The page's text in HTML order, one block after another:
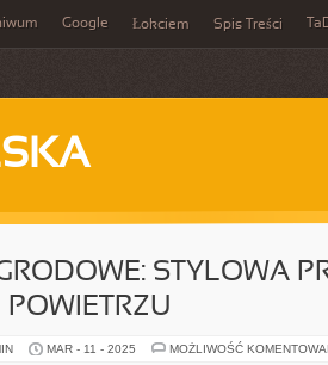
Google Łokciem Spis Treści
STYLOWA
MAR - 11 - 2025 MOŻLIWOŚĆ